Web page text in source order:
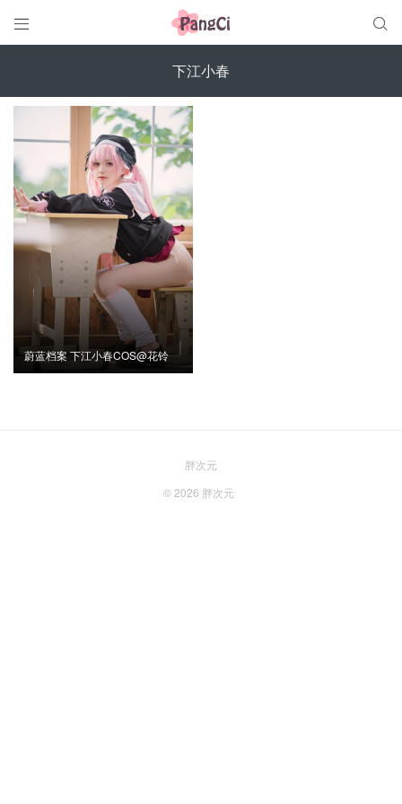
 
下江小春
蔚蓝档案 下江小春COS@花铃
胖次元
© 2026 胖次元